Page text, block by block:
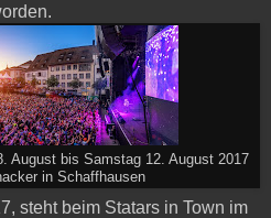
August bis Samstag 12. August 2017
in Schaffhausen
steht beim Statars in Town im